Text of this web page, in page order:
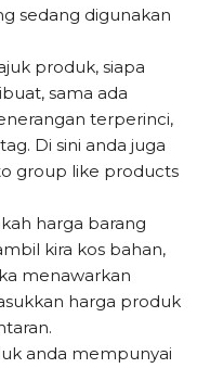
sedang digunakan
produk, siapa
sama ada
terperinci,
Di sini anda juga
group like products
harga barang
kira kos bahan,
menawarkan
harga produk
anda mempunyai